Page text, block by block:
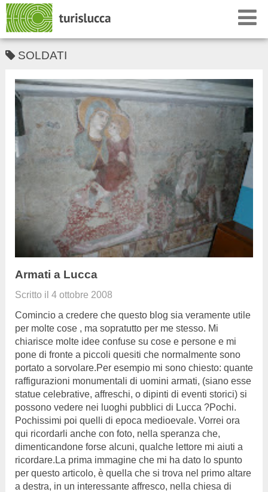
SOLDATI
Armati a Lucca
Scritto il 4 ottobre 2008
Comincio a credere che questo blog sia veramente utile
per molte cose , ma sopratutto per me stesso. Mi
chiarisce molte idee confuse su cose e persone e mi
pone di fronte a piccoli quesiti che normalmente sono
portato a sorvolare.Per esempio mi sono chiesto: quante
raffigurazioni monumentali di uomini armati, (siano esse
statue celebrative, affreschi, o dipinti di eventi storici) si
possono vedere nei luoghi pubblici di Lucca ?Pochi.
Pochissimi poi quelli di epoca medioevale. Vorrei ora
qui ricordarli anche con foto, nella speranza che,
dimenticandone forse alcuni, qualche lettore mi aiuti a
ricordare.La prima immagine che mi ha dato lo spunto
per questo articolo, è quella che si trova nel primo altare
a destra, in un interessante affresco, nella chiesa di